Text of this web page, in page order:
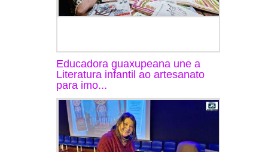
Educadora guaxupeana une a
Literatura infantil ao artesanato
para imo...